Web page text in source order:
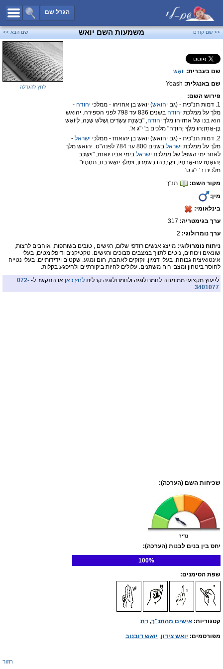
הגרל שם
כל השמות
שמות לבנים
שמות לבנות
שמות משותפים
שמות נפוצים
<< שם קודם משמעות השם יואש שם הבא >>
שם בעברית: יוֹאָשׁ
שם באנגלית: Yoash
פירוש השם:
1. דמות תנ"כית - (גם
יהואש) יואש בן אחזיהו - ממלכי יהודה -
מלך על ממלכת יהודה
בשנים 836 עד 798 לפני הספירה. יהואש
הוא בנו של אחזיהו מלך יהודה, "בִּשְׁנַת עֶשְׂרִים וְשָׁלֹשׁ שָׁנָה, לְיוֹאָשׁ
בֶּן-אֲחַזְיָהוּ מֶלֶךְ יְהוּדָה" מלכים ב' י"ג א'.
2. דמות תנ"כית - (גם יהואש) יואש בן יהואחז - ממלכי
ישראל -
מלך על ממלכת ישראל
בשנים 800 עד 784 לפנה"ס. יהואש מלך
לאחר ימי השפל של ממלכת ישראל בימי אביו יואחז, "וַיִּשְׁכַּב
יְהוֹאָחָז עִם-אֲבֹתָיו, וַיִּקְבְּרֻהוּ בְּשֹׁמְרוֹן; וַיִּמְלֹךְ יוֹאָשׁ בְּנוֹ, תַּחְתָּיו"
מלכים ב' י"ג ט'.
מקור השם:
תנ"ך
מין:
בינלאומי:
ערך בגימטריה:
ערך נומרולוגי: 2
לחץ להגדלה
ניתוח נומרולוגי: מייצג אנשים רודפי שלום, רגישים , טובים בשותפות, אוהבים לרצות,
שונאים ויכוחים, נוטים לתווך במצבים סבוכים ורגישים. טקטיקנים ודיפלומטים, בעלי
אינטואיציה גבוהה, בעלי דמיון. זקוקים לאהבה, חום ומגע. שקטים וידידותיים. בעלי נטייה
לחוסר ביטחון ומצבי רוח משתנים. עלולים להיות ביקורתיים ולהיפגע בקלות.
לייעוץ מקצועי ממומחה לנומרולוגיה ולנומרולוגיה קבלית לחץ כאן או התקשר ל- 072-
3401077
.
שכיחות השם (הערכה):
נדיר
יחס בין בנים לבנות (הערכה):
100%
שפת הסימנים:
קטגוריות: אישים מהתנ"ך, דת
מפורסמים: יואש צידון, יואש דובנוב
חזור